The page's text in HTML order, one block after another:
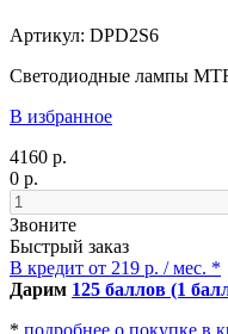
Артикул: DPD2S6
Светодиодные лампы
В избранное
4160 р.
0 р.
Звоните
Быстрый заказ
В кредит от 219 р. / мес. *
Дарим 125 баллов (1
* подробнее о покупке в